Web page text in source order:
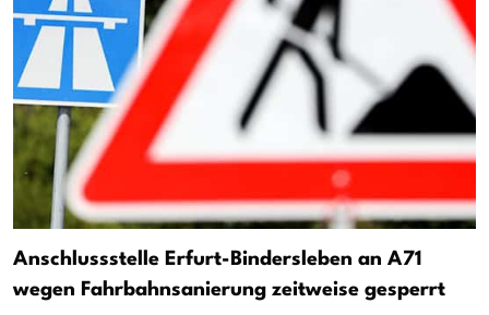
Anschlussstelle Erfurt-Bindersleben an A71
wegen Fahrbahnsanierung zeitweise gesperrt